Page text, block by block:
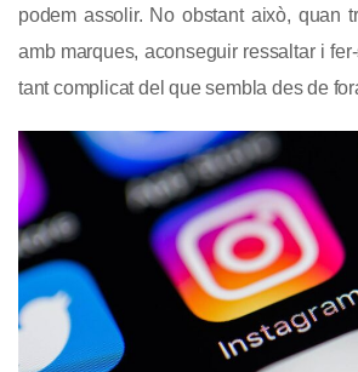
podem assolir. No obstant això, quan
amb marques, aconseguir ressaltar i
tant complicat del que sembla des de